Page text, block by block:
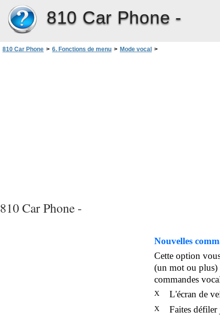
810 Car Phone -
810 Car Phone > 6. Fonctions de menu > Mode vocal >
810 Car Phone -
Nouvelles
Cette option
(un mot ou plus)
commandes
X L'écran de
X Faites défiler